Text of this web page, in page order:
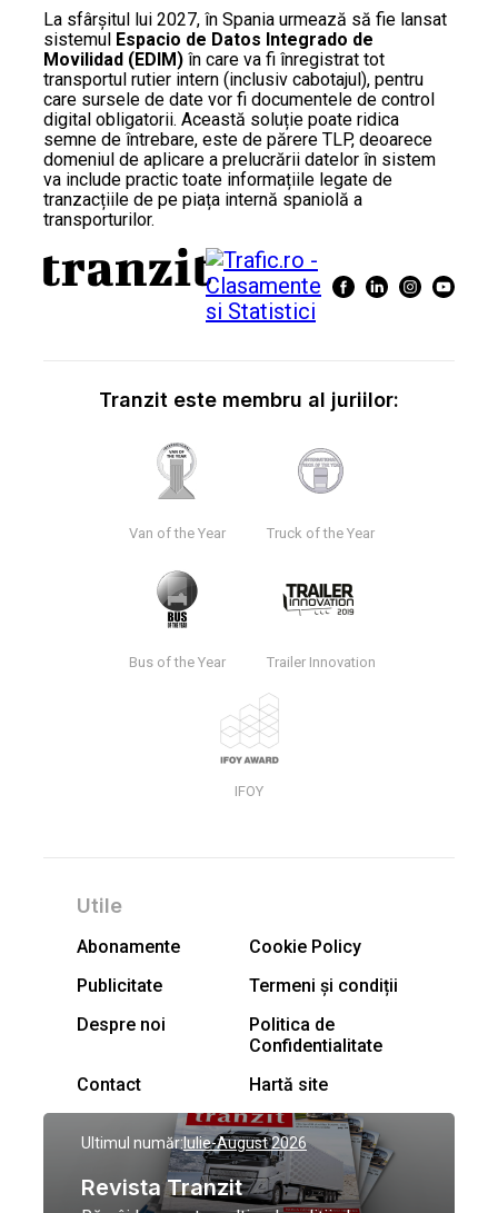
La sfârșitul lui 2027, în Spania urmează să fie lansat
sistemul Espacio de Datos Integrado de
Movilidad (EDIM) în care va fi înregistrat tot
transportul rutier intern (inclusiv cabotajul), pentru
care sursele de date vor fi documentele de control
digital obligatorii. Această soluție poate ridica
semne de întrebare, este de părere TLP, deoarece
domeniul de aplicare a prelucrării datelor în sistem
va include practic toate informațiile legate de
tranzacțiile de pe piața internă spaniolă a
transporturilor.
Tranzit este membru al juriilor:
Van of the Year Truck of the Year
Bus of the Year Trailer Innovation
IFOY
Utile
Abonamente
Cookie Policy
Publicitate
Termeni și condiții
Despre noi
Politica de
Confidentialitate
Contact
Hartă site
Ultimul număr:Iulie-August 2026
Revista Tranzit